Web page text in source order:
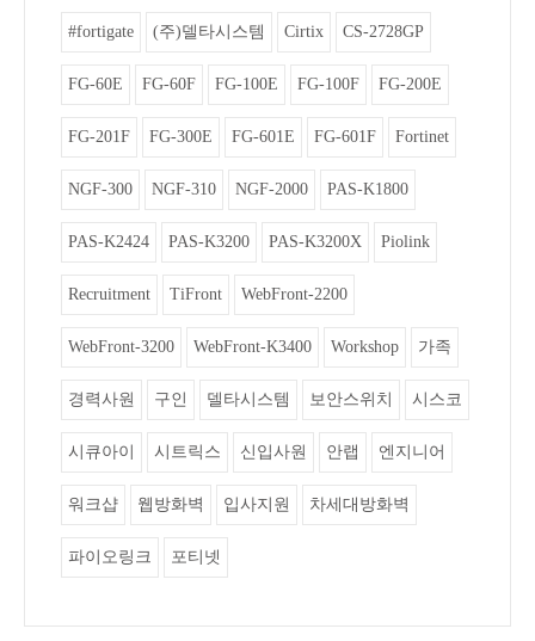
#fortigate (주)델타시스템 Cirtix CS-2728GP
FG-60E FG-60F FG-100E FG-100F FG-200E
FG-201F FG-300E FG-601E FG-601F Fortinet
NGF-300 NGF-310 NGF-2000 PAS-K1800
PAS-K2424 PAS-K3200 PAS-K3200X Piolink
Recruitment TiFront WebFront-2200
WebFront-3200 WebFront-K3400 Workshop 가족
경력사원 구인 델타시스템 보안스위치 시스코
시큐아이 시트릭스 신입사원 안랩 엔지니어
워크샵 웹방화벽 입사지원 차세대방화벽
파이오링크 포티넷